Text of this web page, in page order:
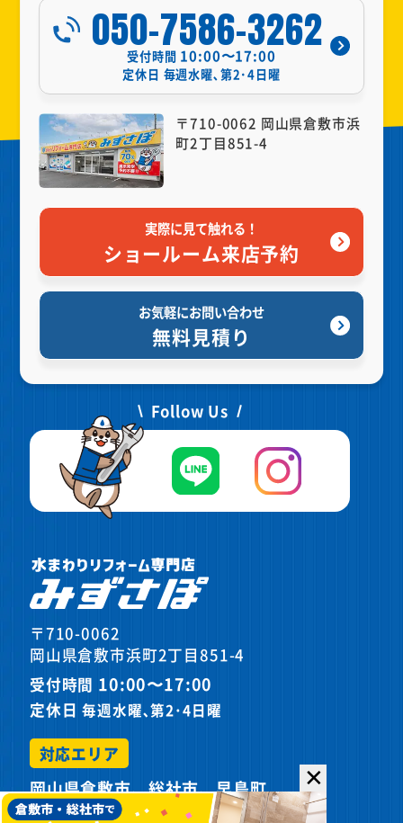
050-7586-3262
受付時間 10:00〜17:00
定休日 毎週水曜､第2･4日曜
〒710-0062 岡山県倉敷市浜
町2丁目851-4
実際に見て触れる！
ショールーム来店予約
お気軽にお問い合わせ
無料見積り
Follow Us
〒710-0062
岡山県倉敷市浜町2丁目851-4
受付時間 10:00〜17:00
定休日毎週水曜､第2･4日曜
対応エリア
岡山県倉敷市、総社市、早島町 ✕